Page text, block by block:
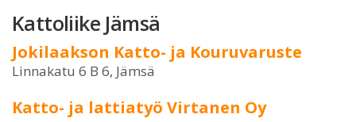
Kattoliike Jämsä
Jokilaakson Katto- ja Kouruvaruste
Linnakatu 6 B 6, Jämsä
Katto- ja lattiatyö Virtanen Oy